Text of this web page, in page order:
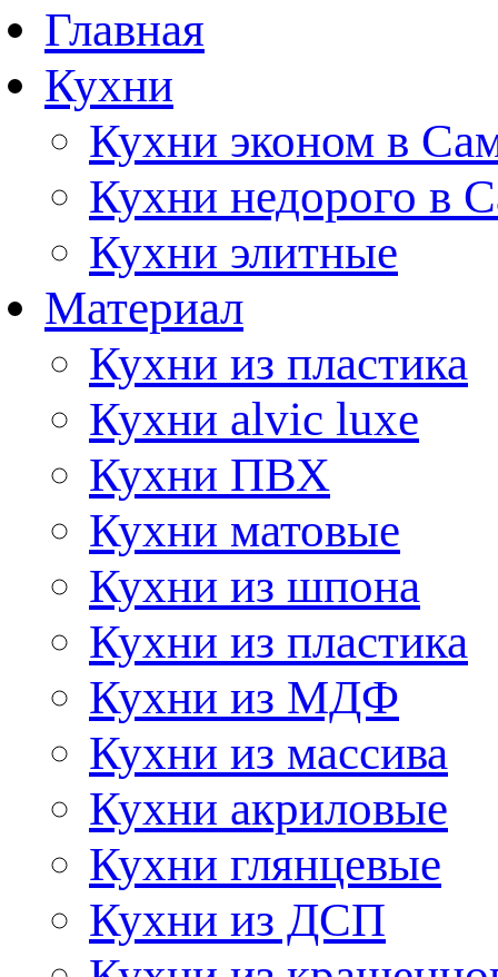
Главная
Кухни
Кухни эконом в
Кухни недорого в
Кухни элитные
Материал
Кухни из пластика
Кухни alvic luxe
Кухни ПВХ
Кухни матовые
Кухни из шпона
Кухни из пластика
Кухни из МДФ
Кухни из массива
Кухни акриловые
Кухни глянцевые
Кухни из ДСП